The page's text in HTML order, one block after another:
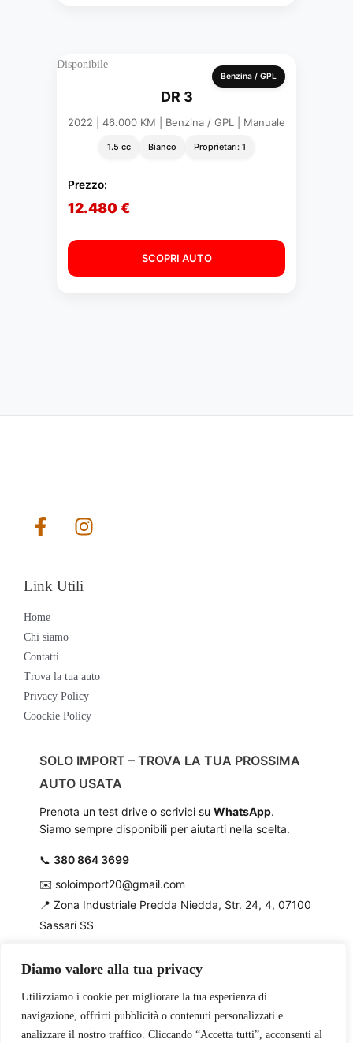
Diamo valore alla tua privacy
Utilizziamo i cookie per migliorare la tua esperienza di
navigazione, offrirti pubblicità o contenuti personalizzati e
analizzare il nostro traffico. Cliccando “Accetta tutti”, acconsenti al
Benzina / GPL
Disponibile
DR 3
2022 | 46.000 KM | Benzina / GPL | Manuale
1.5 cc Bianco Proprietari: 1
Prezzo:
12.480 €
SCOPRI AUTO
Link Utili
Home
Chi siamo
Contatti
Trova la tua auto
Privacy Policy
Coockie Policy
SOLO IMPORT – TROVA LA TUA PROSSIMA
AUTO USATA
Prenota un test drive o scrivici su WhatsApp.
Siamo sempre disponibili per aiutarti nella scelta.
📞 380 864 3699
✉️ soloimport20@gmail.com
📍 Zona Industriale Predda Niedda, Str. 24, 4, 07100
Sassari SS